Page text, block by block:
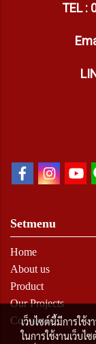
TEL :
Setmenu
Home
About us
Product
Our Projects
Contact us
เว็บไซต์นี้มีการใช้
ในการใช้งานเว็บไ